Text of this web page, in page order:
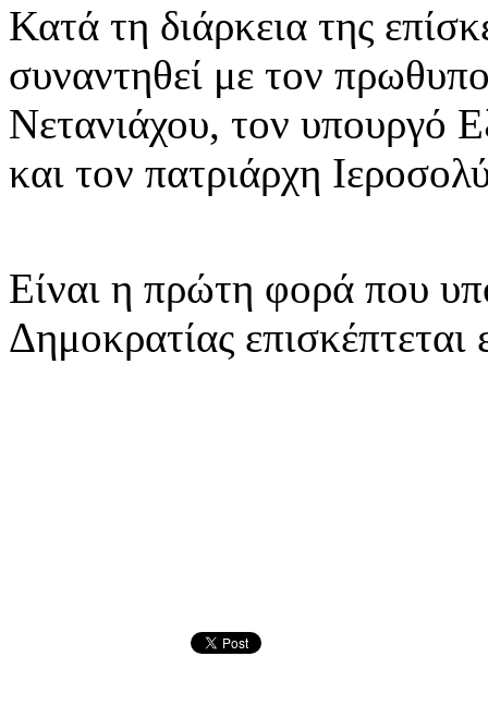
Κατά τη διάρκεια της
συναντηθεί με τον
Νετανιάχου, τον υπουργό
και τον πατριάρχη
Είναι η πρώτη φορά που
Δημοκρατίας